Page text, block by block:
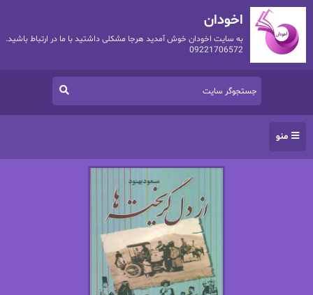
اخودان
به سایت اخودان خوش آمدید هرجا مشکلی داشتید با ما در ارتباط باشید.
09221706572
منو